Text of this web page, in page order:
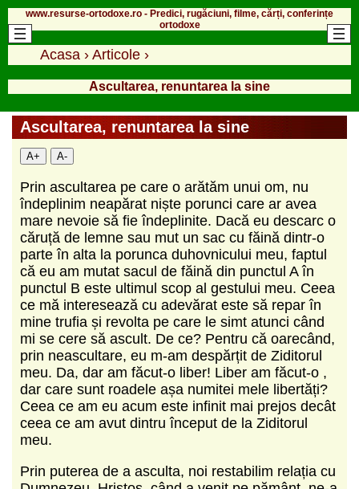
www.resurse-ortodoxe.ro - Predici, rugăciuni, filme, cărți, conferințe
ortodoxe
Acasa › Articole ›
Ascultarea, renuntarea la sine
Ascultarea, renuntarea la sine
A+ A-
Prin ascultarea pe care o arătăm unui om, nu
îndeplinim neapărat niște porunci care ar avea
mare nevoie să fie îndeplinite. Dacă eu descarc o
căruță de lemne sau mut un sac cu făină dintr-o
parte în alta la porunca duhovnicului meu, faptul
că eu am mutat sacul de făină din punctul A în
punctul B este ultimul scop al gestului meu. Ceea
ce mă interesează cu adevărat este să repar în
mine trufia și revolta pe care le simt atunci când
mi se cere să ascult. De ce? Pentru că oarecând,
prin neascultare, eu m-am despărțit de Ziditorul
meu. Da, dar am făcut-o liber! Liber am făcut-o ,
dar care sunt roadele așa numitei mele libertăți?
Ceea ce am eu acum este infinit mai prejos decât
ceea ce am avut dintru început de la Ziditorul
meu.
Prin puterea de a asculta, noi restabilim relația cu